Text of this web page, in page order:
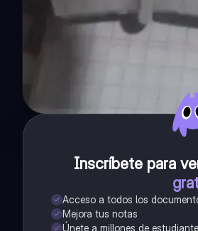
Inscríbete para
Acceso a todos los
Mejora tus notas
Únete a millones de